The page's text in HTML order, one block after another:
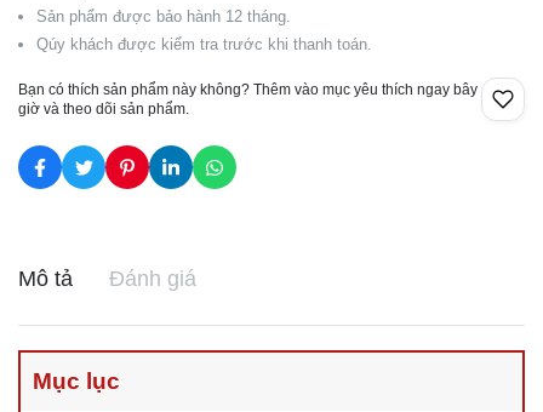
Sản phẩm được bảo hành 12 tháng.
Qúy khách được kiểm tra trước khi thanh toán.
Bạn có thích sản phẩm này không? Thêm vào mục yêu thích ngay bây
giờ và theo dõi sản phẩm.
Mô tả Đánh giá
Mục lục